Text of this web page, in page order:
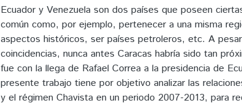
Ecuador y Venezuela son dos países que poseen
común como, por ejemplo, pertenecer a una misma
aspectos históricos, ser países petroleros, etc. A
coincidencias, nunca antes Caracas habría sido tan
fue con la llega de Rafael Correa a la presidencia de
presente trabajo tiene por objetivo analizar las
y el régimen Chavista en un periodo 2007-2013, para